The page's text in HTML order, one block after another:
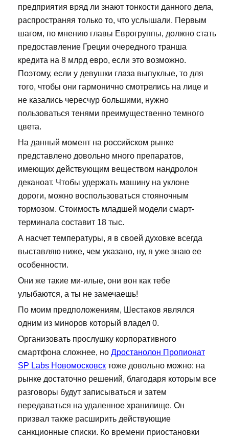
предприятия вряд ли знают тонкости данного дела,
распространяя только то, что услышали. Первым
шагом, по мнению главы Еврогруппы, должно стать
предоставление Греции очередного транша
кредита на 8 млрд евро, если это возможно.
Поэтому, если у девушки глаза выпуклые, то для
того, чтобы они гармонично смотрелись на лице и
не казались чересчур большими, нужно
пользоваться тенями преимущественно темного
цвета.
На данный момент на российском рынке
представлено довольно много препаратов,
имеющих действующим веществом нандролон
деканоат. Чтобы удержать машину на уклоне
дороги, можно воспользоваться стояночным
тормозом. Стоимость младшей модели смарт-
терминала составит 18 тыс.
А насчет температуры, я в своей духовке всегда
выставляю ниже, чем указано, ну, я уже знаю ее
особенности.
Они же такие ми-илые, они вон как тебе
улыбаются, а ты не замечаешь!
По моим предположениям, Шестаков являлся
одним из миноров который владел 0.
Организовать прослушку корпоративного
смартфона сложнее, но Дростанолон Пропионат
SP Labs Новомосковск тоже довольно можно: на
рынке достаточно решений, благодаря которым все
разговоры будут записываться и затем
передаваться на удаленное хранилище. Он
призвал также расширить действующие
санкционные списки. Ко времени приостановки